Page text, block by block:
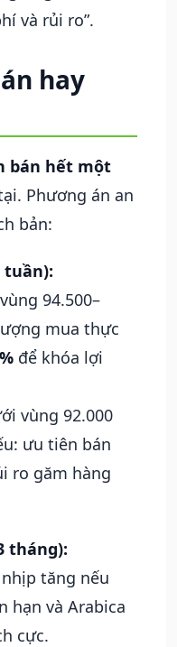
và rủi ro”.
hay
bán hết một
Phương án an
bản:
tuần):
94.500–
mua thực
để khóa lợi
vùng 92.000
ưu tiên bán
ro găm hàng
tháng):
tăng nếu
hạn và Arabica
cực.